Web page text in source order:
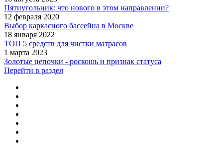
Пятиугольник: что нового в этом направлении?
12 февраля 2020
Выбор каркасного бассейна в Москве
18 января 2022
ТОП 5 средств для чистки матрасов
1 марта 2023
Золотые цепочки - роскошь и признак статуса
Перейти в раздел